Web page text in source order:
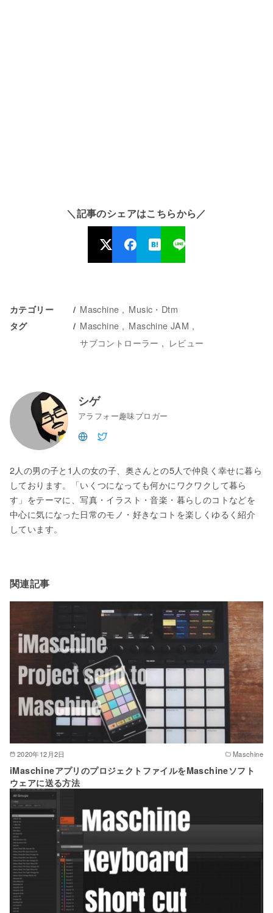
＼記事のシェアはこちらから／
カテゴリー Maschine Music・Dtm
タグ Maschine
Maschine JAM
サブコントローラー
レビュー
シゲ
アラフォー趣味ブロガー
2人の男の子と1人の女の子、奥さんとの5人で仲良く幸せに暮ら
しております。「いくつになっても何かにワクワクして暮ら
す」をテーマに、写真・イラスト・音楽・暮らしのコトなどを
中心に気になった日常のモノ・好きなコトを楽しくゆるく紹介
しています。
関連記事
2020年12月2日 Maschine
iMaschineアプリのプロジェクトファイルをMaschineソフト
ウェアに送る方法